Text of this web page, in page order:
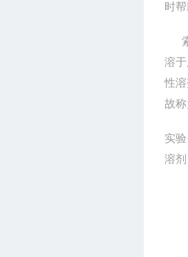
时
溶
性
故称
实
溶